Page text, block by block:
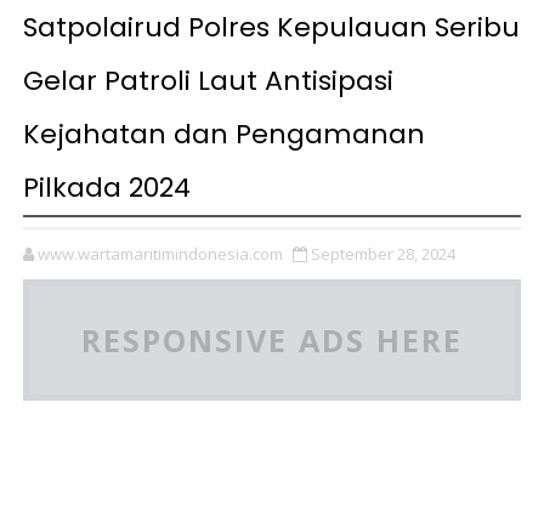
Satpolairud Polres Kepulauan Seribu
Gelar Patroli Laut Antisipasi
Kejahatan dan Pengamanan
Pilkada 2024
www.wartamaritimindonesia.com September 28, 2024
RESPONSIVE ADS HERE